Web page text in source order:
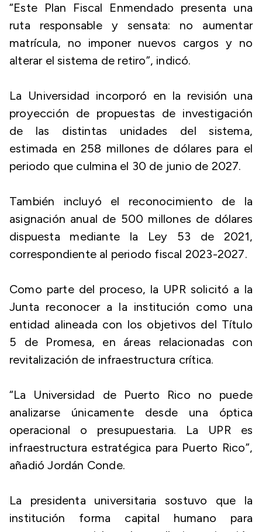
“Este Plan Fiscal Enmendado presenta una
ruta responsable y sensata: no aumentar
matrícula, no imponer nuevos cargos y no
alterar el sistema de retiro”, indicó.
La Universidad incorporó en la revisión una
proyección de propuestas de investigación
de las distintas unidades del sistema,
estimada en 258 millones de dólares para el
periodo que culmina el 30 de junio de 2027.
También incluyó el reconocimiento de la
asignación anual de 500 millones de dólares
dispuesta mediante la Ley 53 de 2021,
correspondiente al periodo fiscal 2023-2027.
Como parte del proceso, la UPR solicitó a la
Junta reconocer a la institución como una
entidad alineada con los objetivos del Título
5 de Promesa, en áreas relacionadas con
revitalización de infraestructura crítica.
“La Universidad de Puerto Rico no puede
analizarse únicamente desde una óptica
operacional o presupuestaria. La UPR es
infraestructura estratégica para Puerto Rico”,
añadió Jordán Conde.
La presidenta universitaria sostuvo que la
institución forma capital humano para